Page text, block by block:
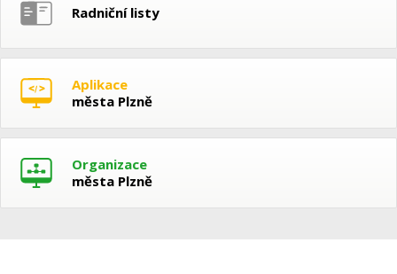
Radniční listy
Aplikace
města Plzně
Organizace
města Plzně